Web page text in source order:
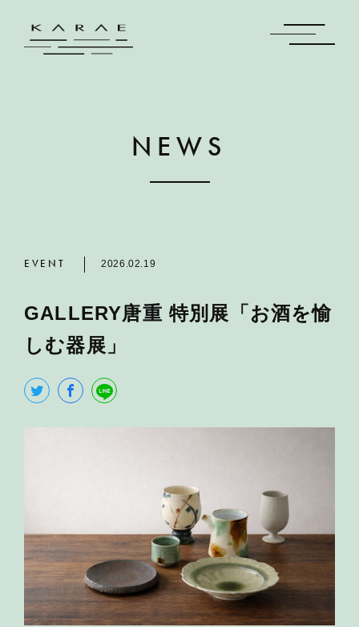
NEWS
EVENT 2026.02.19
GALLERY唐重 特別展「お酒を愉
しむ器展」